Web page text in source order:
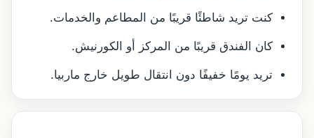
كنت تريد شاطئًا قريبًا من المطاعم والخدمات.
كان الفندق قريبًا من المركز أو الكورنيش.
تريد يومًا خفيفًا دون انتقال طويل خارج ماربيا.